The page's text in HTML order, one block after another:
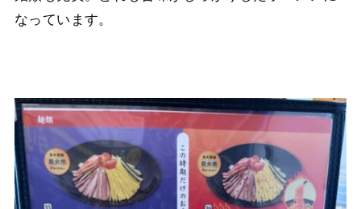
なっています。